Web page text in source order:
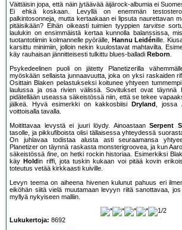
Väittäisin jopa, että näin jytäävää äijärock-albumia ei
Ei ehkä koskaan. Levyllä on enemmän
palkintosonneja, mutta kertaakaan ei lipsuta naurettavan
pitäisikään? Eihän oikeasti tuimien tyyppien tarvitse
laulukin on ensimmäistä kertaa kunnolla balanssissa,
tuotantotiimin kolmannelle pyörälle, Hannu Leidénille.
karsittu minimiin, jolloin nekin kuulostavat mahtavilta.
käy rauhaisan jännitteisesti tulkittu blues-balladi Reborn.
Psykedeelinen puoli on jätetty Planetizerilla
myöskään sellaista junnaavuutta, joka on yksi raskaiden
Osittain Blaken pelastukseksi koitunee yhtyeen
laulussa ja osa rivien välissä. Sovitukset ovat täynnä
pidätellään useassa säkeistössä niin, että se tekee
jälkeä. Hyvä esimerkki on kakkosbiisi
Dryland , jossa
voittoisalla tavalla.
Moitittavaa levystä ei juuri löydy. Ainoastaan Serpent
tasolle, ja pikkufiboista olisi tällaisessa yhteydessä
On juhlavaa todistaa alusta asti seuraamansa
Planetizer on täynnä raskasta monsterigroovea, ja kun
säkeistössä fine, on hetki rockin historiaa. Esimerkiksi
käy Holdin riffi, jota tuskin kukaan voi pitää kovin
toteutus vetää kirkkaasti kuiville.
Levyn teema on aiheena hivenen kulunut pahuus eri
eiköhän siitä vielä muutamaan levyyn riitä sanottavaa,
myllyä nykyiseen malliin.
Lukukertoja: 8692